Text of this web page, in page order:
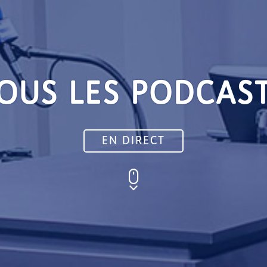
LES
EN DIRECT